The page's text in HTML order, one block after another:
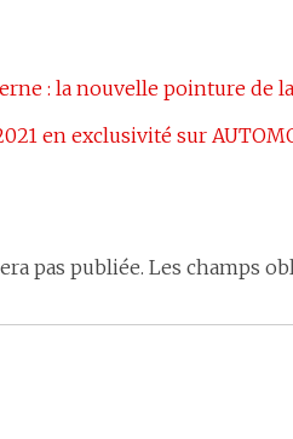
: la nouvelle pointure de
en exclusivité sur
pas publiée. Les champs